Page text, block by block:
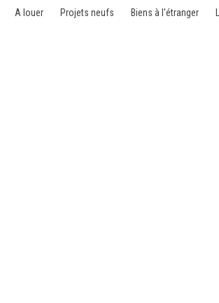
A louer Projets neufs Biens à l'étranger
Bruxelles